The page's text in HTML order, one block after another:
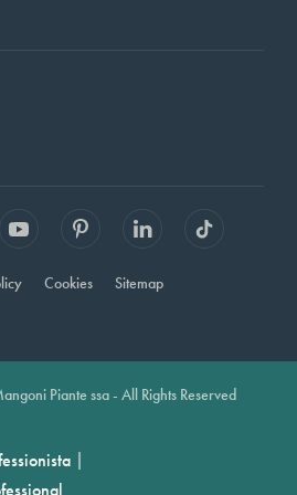
Cookies Sitemap
Piante ssa - All Rights Reserved
|